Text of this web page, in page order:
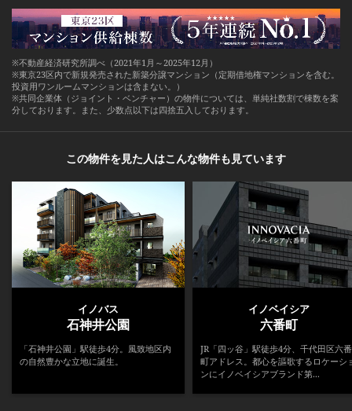
※不動産経済研究所調べ（2021年1月～2025年12月）
※東京23区内で新規発売された新築分譲マンション（定期借地権マンションを含む。
投資用ワンルームマンションは含まない。）
※共同企業体（ジョイント・ベンチャー）の物件については、単純社数割で棟数を案
分しております。また、少数点以下は四捨五入しております。
この物件を見た人はこんな物件も見ています
イノバス
石神井公園
「石神井公園」駅徒歩4分。風致地区内
の自然豊かな立地に誕生。
イノベイシア
六番町
JR「四ッ谷」駅徒歩4分、千代田区六番
町アドレス。都心を謳歌するロケーシ
ンにイノベイシアブランド第...